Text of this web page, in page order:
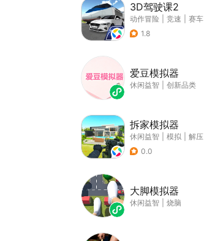
3D驾驶课2
动作冒险 竞速 赛车
1.8
爱豆模拟器
休闲益智 创新品类
拆家模拟器
休闲益智 模拟 解压
0.0
大脚模拟器
休闲益智 烧脑